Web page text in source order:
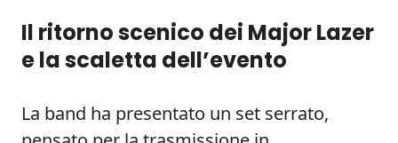
Il ritorno scenico dei Major Lazer
e la scaletta dell’evento
La band ha presentato un set serrato,